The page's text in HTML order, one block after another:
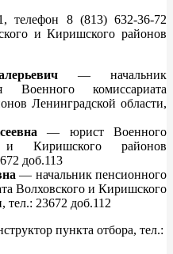
телефон 8 (813) 632-36-72
и Киришского районов
— начальник
Военного комиссариата
Ленинградской области,
— юрист Военного
и Киришского районов
доб.113
— начальник пенсионного
Волховского и Киришского
тел.: 23672 доб.112
пункта отбора, тел.: